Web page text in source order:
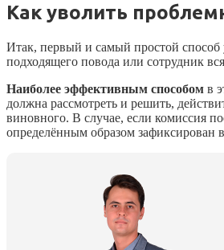
Как уволить
Итак, первый и самый простой способ
подходящего повода или сотрудник
Наиболее эффективным способом в
должна рассмотреть и решить,
виновного. В случае, если комиссия
определённым образом зафиксирован